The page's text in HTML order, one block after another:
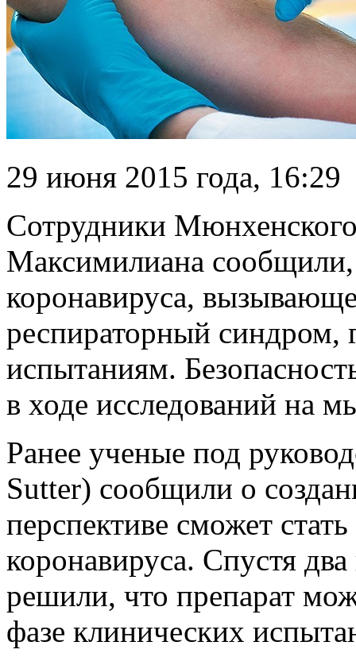
29 июня 2015 года, 16:29
Сотрудники
Максимилиана сообщили,
коронавируса,
респираторный синдром,
испытаниям.
в ходе исследований на
Ранее ученые под
Sutter) сообщили о
перспективе сможет
коронавируса. Спустя
решили, что препарат
фазе клинических